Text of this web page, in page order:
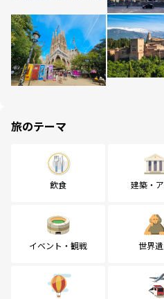
旅のテーマ
飲食 建築・
イベント・観戦 世界